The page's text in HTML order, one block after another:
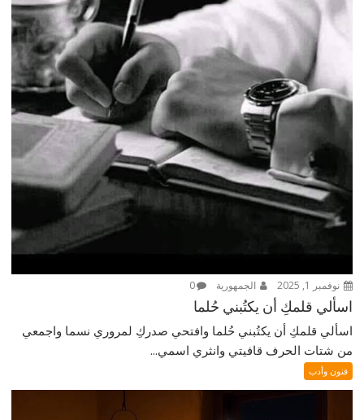
نوفمبر 1, 2025 الجمهورية 0
اسألي قلمكِ أن يكتُبني حُلما
اسألي قلمكِ أن يكتُبني حُلما وافتحي صدركِ لمروري نسما واجمعي
من شتات الحرف قافيتي وانثري اسمي...
فنون وأدب